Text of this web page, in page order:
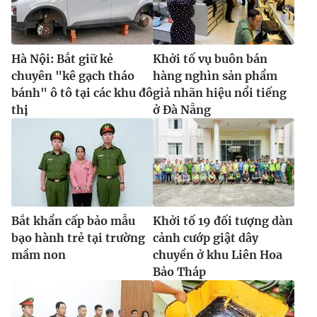
Hà Nội: Bắt giữ kẻ
chuyên "kê gạch tháo
bánh" ô tô tại các khu đô
thị
Khởi tố vụ buôn bán
hàng nghìn sản phẩm
giả nhãn hiệu nổi tiếng
ở Đà Nẵng
Bắt khẩn cấp bảo mẫu
bạo hành trẻ tại trường
mầm non
Khởi tố 19 đối tượng dàn
cảnh cướp giật dây
chuyền ở khu Liên Hoa
Bảo Tháp